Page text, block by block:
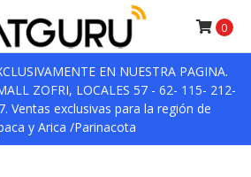
EN NUESTRA PAGINA.
ZOFRI, LOCALES 57 - 62- 115- 212-
Ventas exclusivas para la región de
y Arica /Parinacota
0